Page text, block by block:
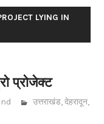
LYING IN
प्रोजेक्ट
उत्तराखंड,देहरादून,